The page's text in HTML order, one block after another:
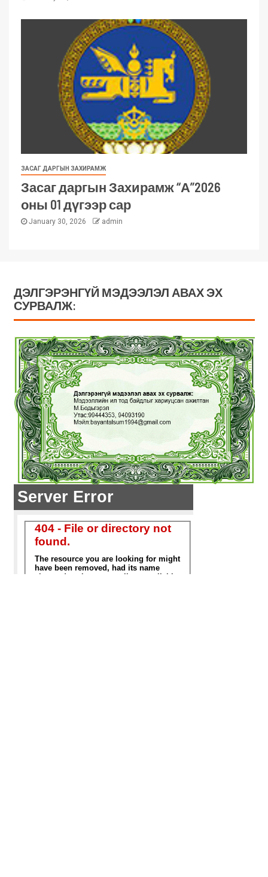
ЗАСАГ ДАРГЫН ЗАХИРАМЖ
Засаг даргын Захирамж “А”2026
оны 01 дүгээр сар
January 30, 2026 admin
ДЭЛГЭРЭНГҮЙ МЭДЭЭЛЭЛ АВАХ ЭХ
СУРВАЛЖ: